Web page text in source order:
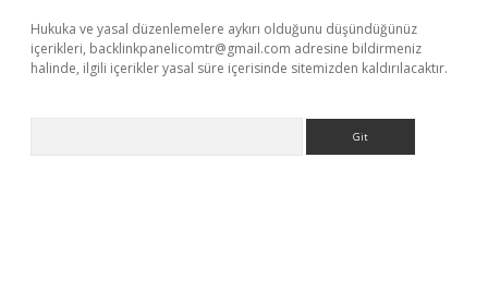
Hukuka ve yasal düzenlemelere aykırı olduğunu düşündüğünüz
içerikleri, backlinkpanelicomtr@gmail.com adresine bildirmeniz
halinde, ilgili içerikler yasal süre içerisinde sitemizden kaldırılacaktır.